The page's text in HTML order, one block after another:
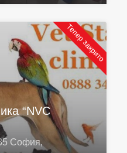
Тепер закрито
“NVC
София,